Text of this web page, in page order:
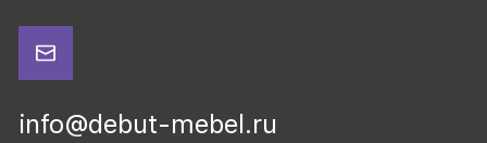
info@debut-mebel.ru